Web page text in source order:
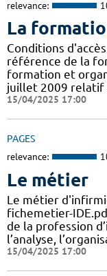
relevance:
La
Conditions
référence de la
formation et
juillet 2009 relatif
15/04/2025 17:00
PAGES
relevance:
Le métier
Le métier
fichemetier-
de la profession
l’analyse,
15/04/2025 17:00